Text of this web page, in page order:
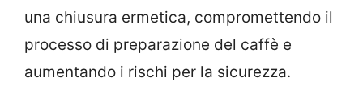
una chiusura ermetica, compromettendo il
processo di preparazione del caffè e
aumentando i rischi per la sicurezza.